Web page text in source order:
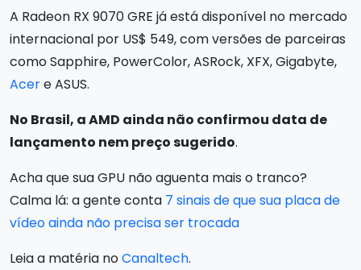
A Radeon RX 9070 GRE já está disponível no mercado
internacional por US$ 549, com versões de parceiras
como Sapphire, PowerColor, ASRock, XFX, Gigabyte,
Acere ASUS.
No Brasil, a AMD ainda não confirmou data de
lançamento nem preço sugerido.
Acha que sua GPU não aguenta mais o tranco?
Calma lá: a gente conta 7 sinais de que sua placa de
vídeo ainda não precisa ser trocada
Leia a matéria noCanaltech.